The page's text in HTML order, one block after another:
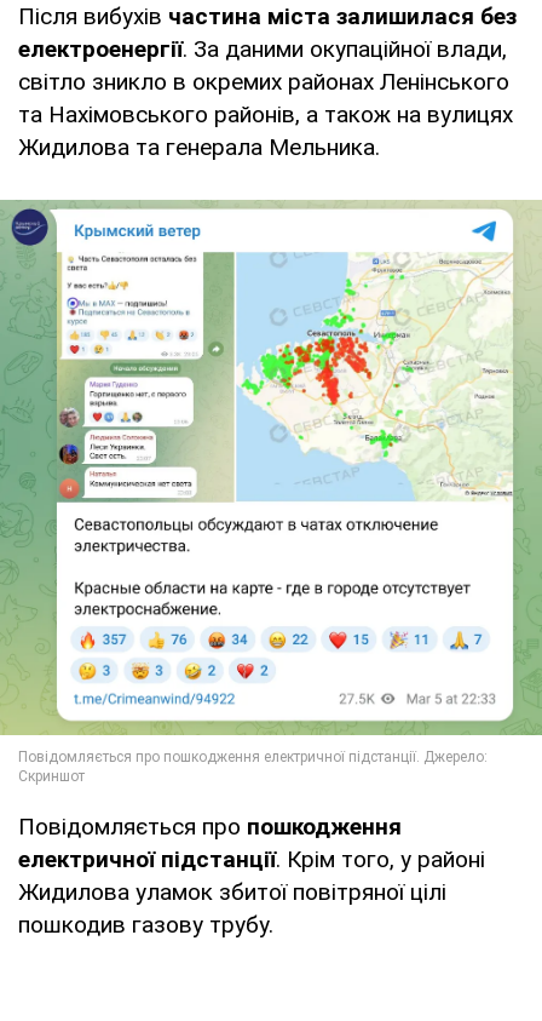
Після вибухів частина міста залишилася без
електроенергії. За даними окупаційної влади,
світло зникло в окремих районах Ленінського
та Нахімовського районів, а також на вулицях
Жидилова та генерала Мельника.
Повідомляється про пошкодження
електричної підстанції. Крім того, у районі
Жидилова уламок збитої повітряної цілі
пошкодив газову трубу.